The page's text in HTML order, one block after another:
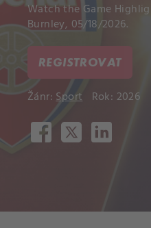
Watch the Game
Burnley, 05/18/2026.
REGISTROVAT
Žánr:Sport Rok: 2026